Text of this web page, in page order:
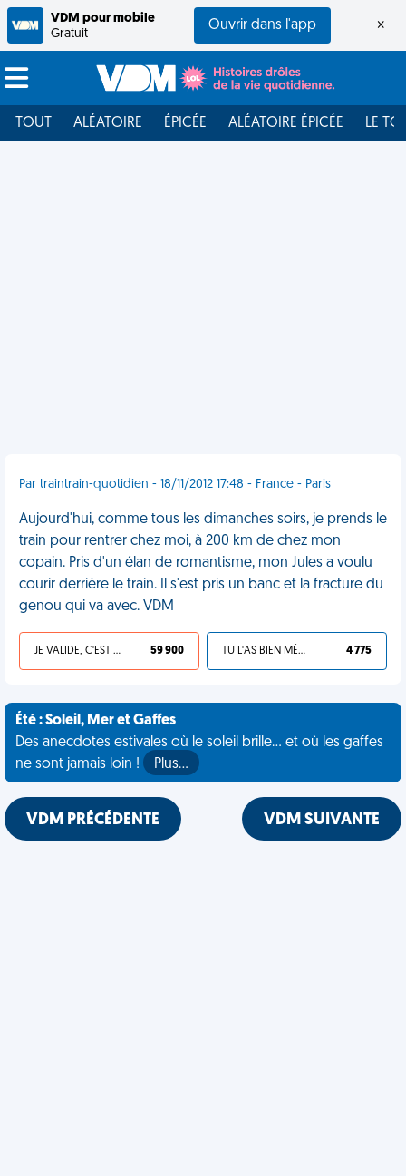
VDM pour mobile
Gratuit
Ouvrir dans l'app ×
TOUT ALÉATOIRE ÉPICÉE ALÉATOIRE ÉPICÉE LE
Par traintrain-quotidien - 18/11/2012 17:48 - France - Paris
Aujourd'hui, comme tous les dimanches soirs, je prends le
train pour rentrer chez moi, à 200 km de chez mon
copain. Pris d'un élan de romantisme, mon Jules a voulu
courir derrière le train. Il s'est pris un banc et la fracture du
genou qui va avec. VDM
JE VALIDE, C'EST UNE VDM 59 900 TU L'AS BIEN MÉRITÉ 4 775
Été : Soleil, Mer et Gaffes
Des anecdotes estivales où le soleil brille... et où les gaffes
ne sont jamais loin !
Plus…
VDM PRÉCÉDENTE VDM SUIVANTE